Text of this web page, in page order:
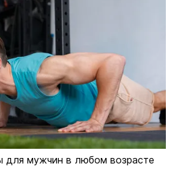
для мужчин в любом возрасте